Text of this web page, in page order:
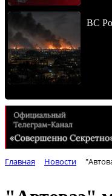
ВС
Главная Новости